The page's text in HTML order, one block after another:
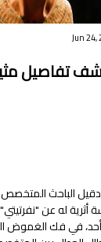
Jun
تفاصيل
الباحث المتخصص في
أثرية له عن
أحد، في فك الغموض